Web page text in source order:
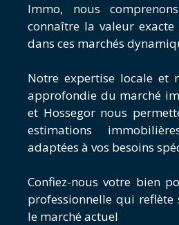
Immo, nous
connaître la valeur
dans ces marchés
Notre expertise locale et
approfondie du marché
et Hossegor nous
estimations
adaptées à vos besoins
Confiez-nous votre bien
professionnelle qui
le marché actuel